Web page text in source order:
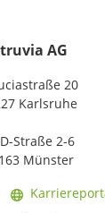
AG
20
Karlsruhe
Straße 2-6
Münster